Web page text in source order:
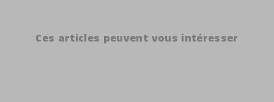
Ces articles peuvent vous intéresser